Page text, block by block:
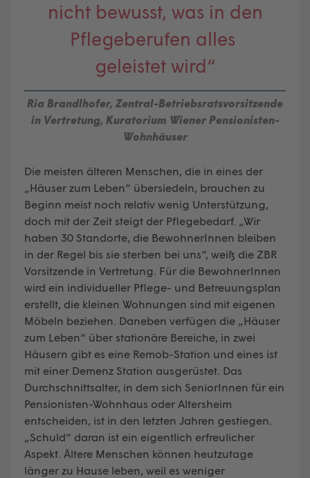
nicht bewusst, was in den
Pflegeberufen alles
geleistet wird“
Ria Brandlhofer, Zentral-Betriebsratsvorsitzende
in Vertretung, Kuratorium Wiener Pensionisten-
Wohnhäuser
Die meisten älteren Menschen, die in eines der
„Häuser zum Leben“ übersiedeln, brauchen zu
Beginn meist noch relativ wenig Unterstützung,
doch mit der Zeit steigt der Pflegebedarf. „Wir
haben 30 Standorte, die BewohnerInnen bleiben
in der Regel bis sie sterben bei uns“, weiß die ZBR
Vorsitzende in Vertretung. Für die BewohnerInnen
wird ein individueller Pflege- und Betreuungsplan
erstellt, die kleinen Wohnungen sind mit eigenen
Möbeln beziehen. Daneben verfügen die „Häuser
zum Leben“ über stationäre Bereiche, in zwei
Häusern gibt es eine Remob-Station und eines ist
mit einer Demenz Station ausgerüstet. Das
Durchschnittsalter, in dem sich SeniorInnen für ein
Pensionisten-Wohnhaus oder Altersheim
entscheiden, ist in den letzten Jahren gestiegen.
„Schuld“ daran ist ein eigentlich erfreulicher
Aspekt. Ältere Menschen können heutzutage
länger zu Hause leben, weil es weniger